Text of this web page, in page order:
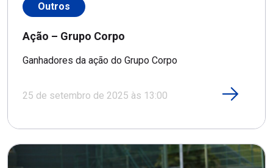
Outros
Ação – Grupo Corpo
Ganhadores da ação do Grupo Corpo
25 de setembro de 2025 às 13:00